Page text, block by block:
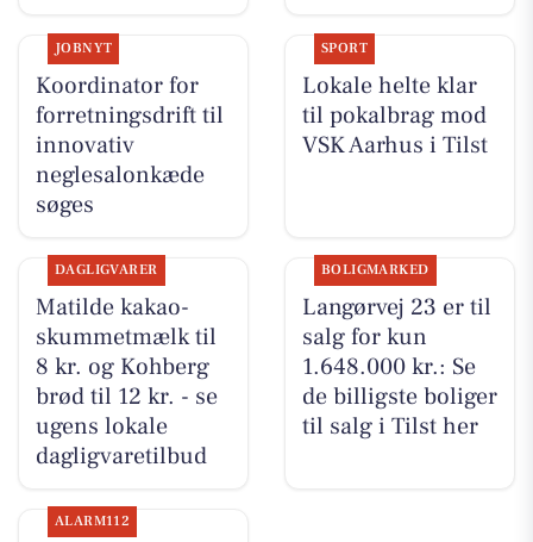
JOBNYT
Koordinator for
forretningsdrift til
innovativ
neglesalonkæde
søges
SPORT
Lokale helte klar
til pokalbrag mod
VSK Aarhus i Tilst
DAGLIGVARER
Matilde kakao-
skummetmælk til
8 kr. og Kohberg
brød til 12 kr. - se
ugens lokale
dagligvaretilbud
BOLIGMARKED
Langørvej 23 er til
salg for kun
1.648.000 kr.: Se
de billigste boliger
til salg i Tilst her
ALARM112